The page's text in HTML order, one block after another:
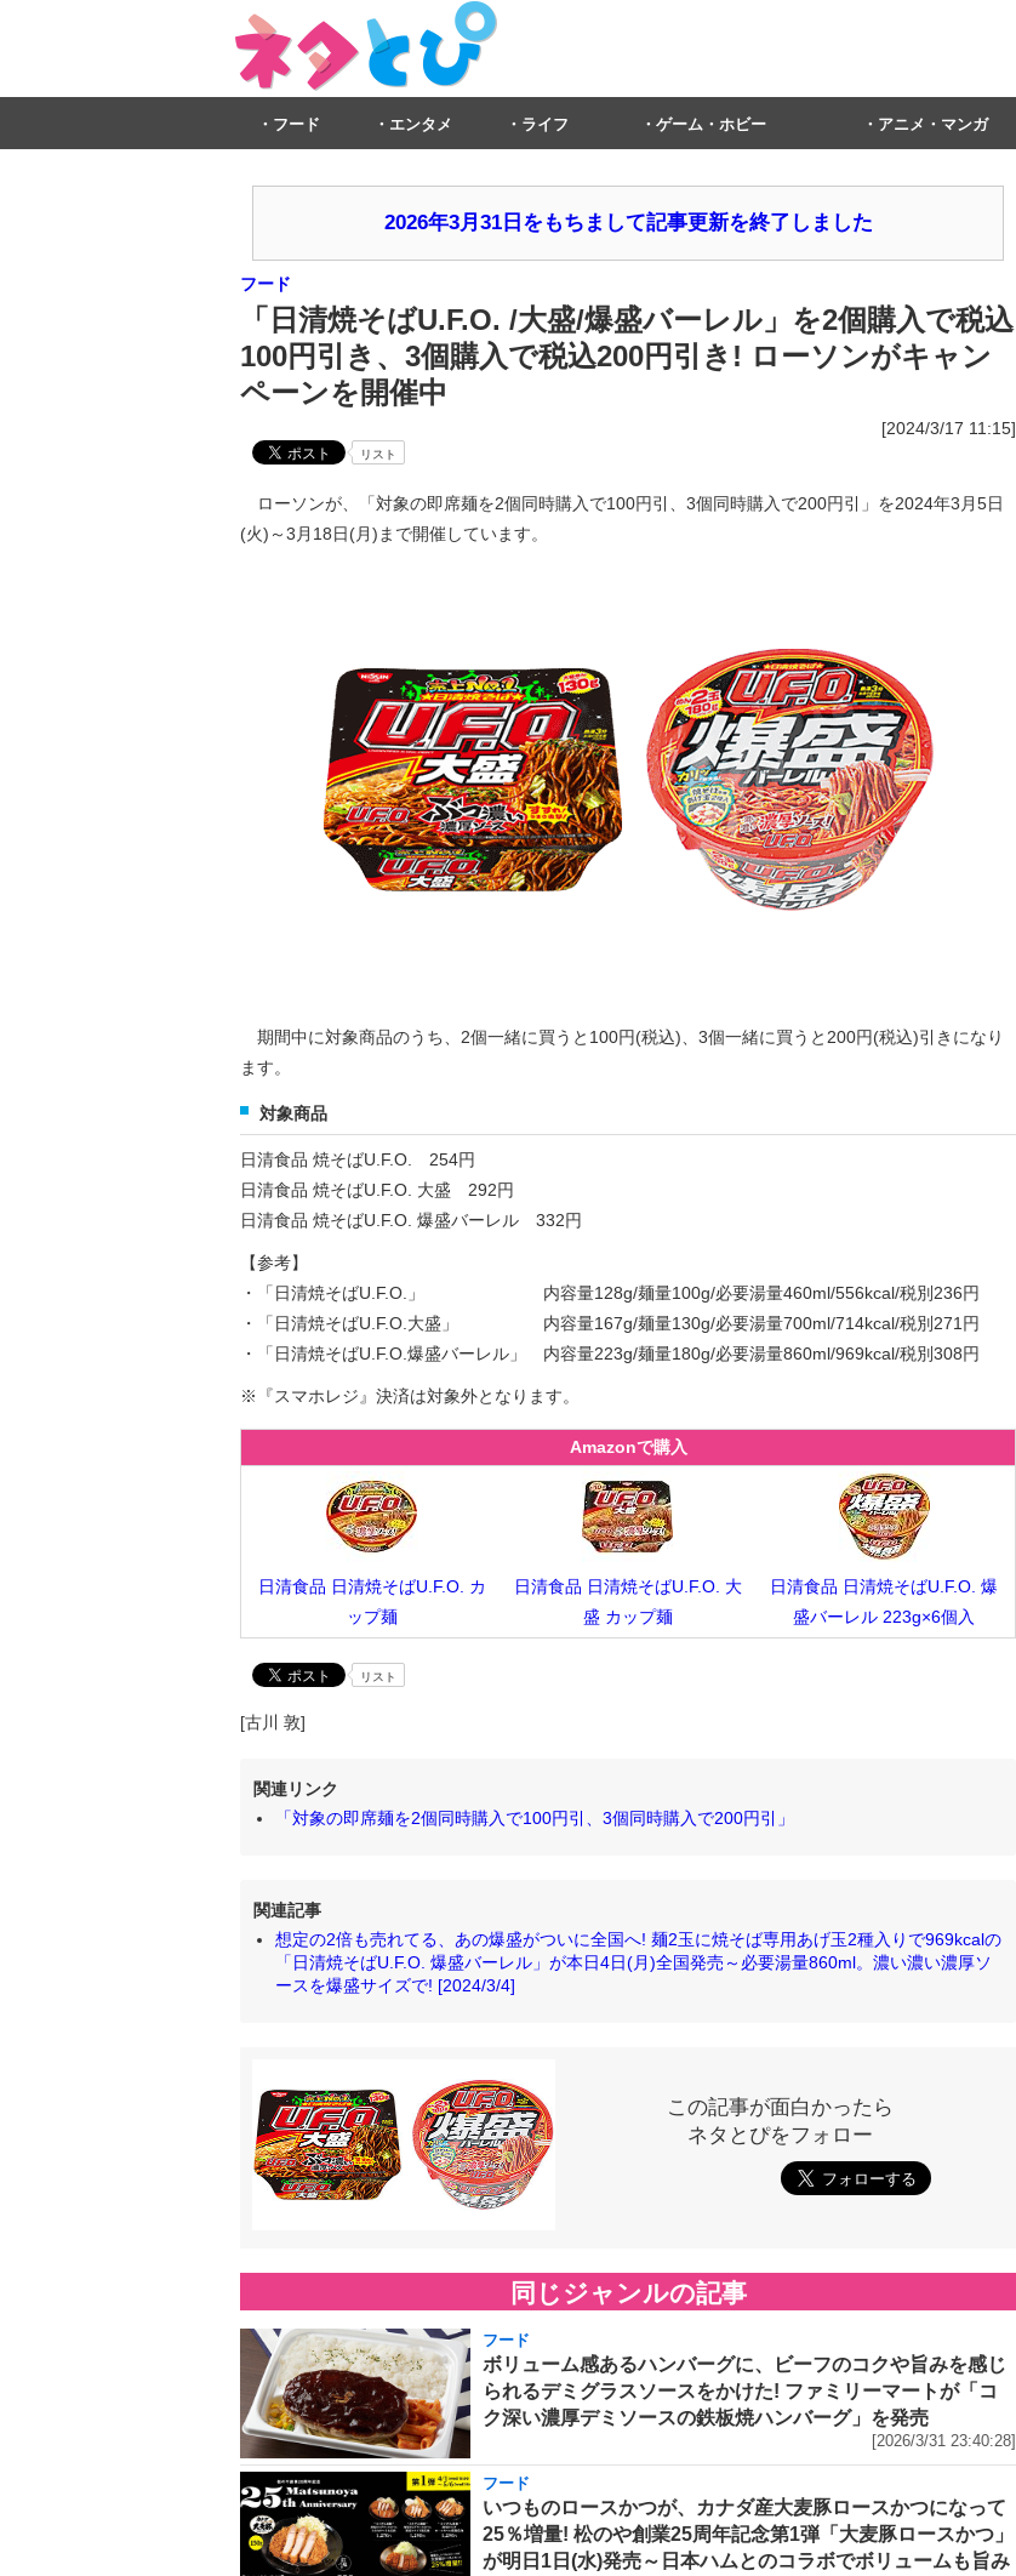
フード エンタメ ライフ ゲーム・ホビー アニメ・マンガ
2026年3月31日をもちまして記事更新を終了しました
フード
「日清焼そばU.F.O. /大盛/爆盛バーレル」を2個購入で税込
100円引き、3個購入で税込200円引き! ローソンがキャン
ペーンを開催中
[2024/3/17 11:15]
リスト
ローソンが、「対象の即席麺を2個同時購入で100円引、3個同時購入で200円引」を2024年3月5日
(火)～3月18日(月)まで開催しています。
期間中に対象商品のうち、2個一緒に買うと100円(税込)、3個一緒に買うと200円(税込)引きになり
ます。
対象商品
日清食品 焼そばU.F.O. 254円
日清食品 焼そばU.F.O. 大盛 292円
日清食品 焼そばU.F.O. 爆盛バーレル 332円
【参考】
・「日清焼そばU.F.O.」 内容量128g/麺量100g/必要湯量460ml/556kcal/税別236円
・「日清焼そばU.F.O.大盛」 内容量167g/麺量130g/必要湯量700ml/714kcal/税別271円
・「日清焼そばU.F.O.爆盛バーレル」 内容量223g/麺量180g/必要湯量860ml/969kcal/税別308円
※『スマホレジ』決済は対象外となります。
Amazonで購入
日清食品 日清焼そばU.F.O. カ
ップ麺
日清食品 日清焼そばU.F.O. 大
盛 カップ麺
日清食品 日清焼そばU.F.O. 爆
盛バーレル 223g×6個入
リスト
[古川 敦]
関連リンク
「対象の即席麺を2個同時購入で100円引、3個同時購入で200円引」
関連記事
想定の2倍も売れてる、あの爆盛がついに全国へ! 麺2玉に焼そば専用あげ玉2種入りで969kcalの
「日清焼そばU.F.O. 爆盛バーレル」が本日4日(月)全国発売～必要湯量860ml。濃い濃い濃厚ソ
ースを爆盛サイズで! [2024/3/4]
この記事が面白かったら
ネタとぴをフォロー
同じジャンルの記事
フード
ボリューム感あるハンバーグに、ビーフのコクや旨みを感じ
られるデミグラスソースをかけた! ファミリーマートが「コ
ク深い濃厚デミソースの鉄板焼ハンバーグ」を発売
[2026/3/31 23:40:28]
フード
いつものロースかつが、カナダ産大麦豚ロースかつになって
25％増量! 松のや創業25周年記念第1弾「大麦豚ロースかつ」
が明日1日(水)発売～日本ハムとのコラボでボリュームも旨み